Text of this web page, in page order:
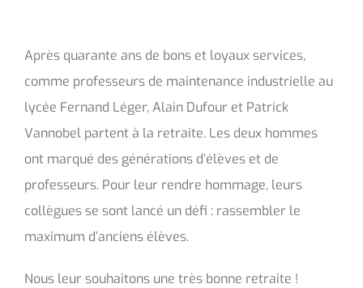
Après quarante ans de bons et loyaux services,
comme professeurs de maintenance industrielle au
lycée Fernand Léger, Alain Dufour et Patrick
Vannobel partent à la retraite. Les deux hommes
ont marqué des générations d’élèves et de
professeurs. Pour leur rendre hommage, leurs
collègues se sont lancé un défi : rassembler le
maximum d’anciens élèves.
Nous leur souhaitons une très bonne retraite !